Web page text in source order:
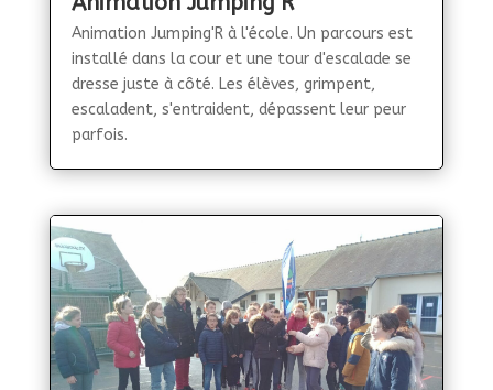
Animation Jumping'R à l'école. Un parcours est
installé dans la cour et une tour d'escalade se
dresse juste à côté. Les élèves, grimpent,
escaladent, s'entraident, dépassent leur peur
parfois.